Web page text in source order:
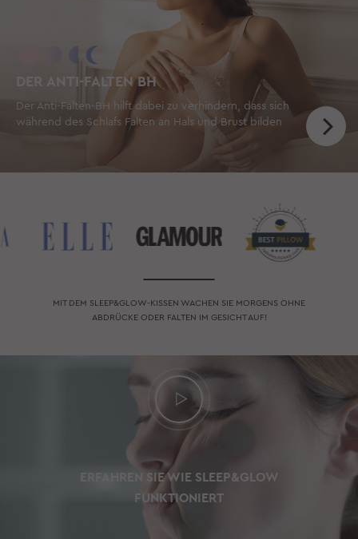
DER ANTI-FALTEN BH
Der Anti-Falten-BH hilft dabei zu verhindern, dass sich
während des Schlafs Falten an Hals und Brust bilden
MIT DEM SLEEP&GLOW-KISSEN WACHEN SIE MORGENS OHNE
ABDRÜCKE ODER FALTEN IM GESICHT AUF!
ERFAHREN SIE WIE SLEEP&GLOW
FUNKTIONIERT